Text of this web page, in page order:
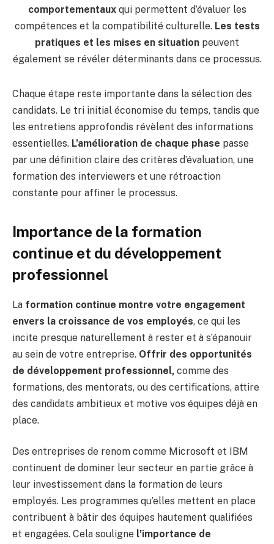
comportementauxqui permettent d’évaluer les
compétences et la compatibilité culturelle. Les tests
pratiques et les mises en situation peuvent
également se révéler déterminants dans ce processus.
Chaque étape reste importante dans la sélection des
candidats. Le tri initial économise du temps, tandis que
les entretiens approfondis révèlent des informations
essentielles. L’amélioration de chaque phase passe
par une définition claire des critères d’évaluation, une
formation des interviewers et une rétroaction
constante pour affiner le processus.
Importance de la formation
continue et du développement
professionnel
La formation continue montre votre engagement
envers la croissance de vos employés, ce qui les
incite presque naturellement à rester et à s’épanouir
au sein de votre entreprise. Offrir des opportunités
de développement professionnel, comme des
formations, des mentorats, ou des certifications, attire
des candidats ambitieux et motive vos équipes déjà en
place.
Des entreprises de renom comme Microsoft et IBM
continuent de dominer leur secteur en partie grâce à
leur investissement dans la formation de leurs
employés. Les programmes qu’elles mettent en place
contribuent à bâtir des équipes hautement qualifiées
et engagées. Cela souligne l’importance de